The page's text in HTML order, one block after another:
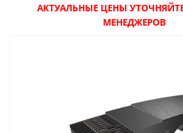
АКТУАЛЬНЫЕ ЦЕНЫ
МЕНЕДЖЕРОВ